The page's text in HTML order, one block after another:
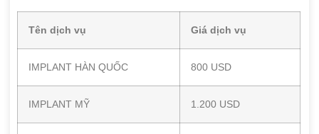
Tên dịch vụ Giá dịch vụ
IMPLANT HÀN QUỐC 800 USD
IMPLANT MỸ 1.200 USD